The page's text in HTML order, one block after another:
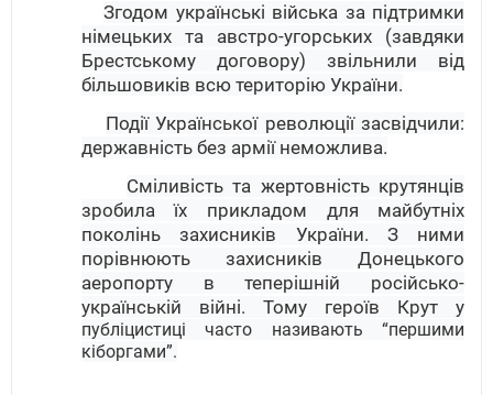
Згодом українські війська за підтримки
німецьких та австро-угорських (завдяки
Брестському договору) звільнили від
більшовиків всю територію України.
Події Української революції засвідчили:
державність без армії неможлива.
Сміливість та жертовність крутянців
зробила їх прикладом для майбутніх
поколінь захисників України. З ними
порівнюють захисників Донецького
аеропорту в теперішній російсько-
українській війні. Тому героїв Крут у
публіцистиці часто називають “першими
кіборгами”.